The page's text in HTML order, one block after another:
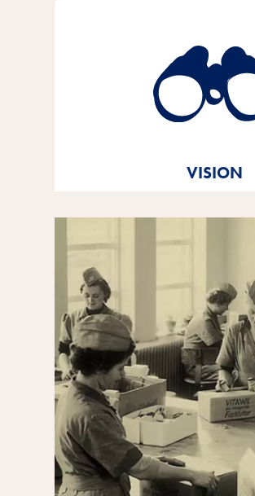
VISION
l'animal et nous voulons
cohabitation. Dans chaque
partout dans le
Vitakraft. Par